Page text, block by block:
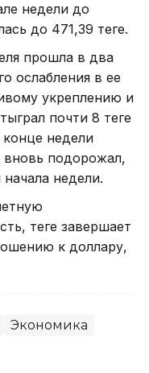
недели до
до 471,39 теңге.
прошла в два
ослабления в ее
укреплению и
почти 8 теңге
конце недели
вновь подорожал,
недели.
теңге завершает
к доллару,
Экономика